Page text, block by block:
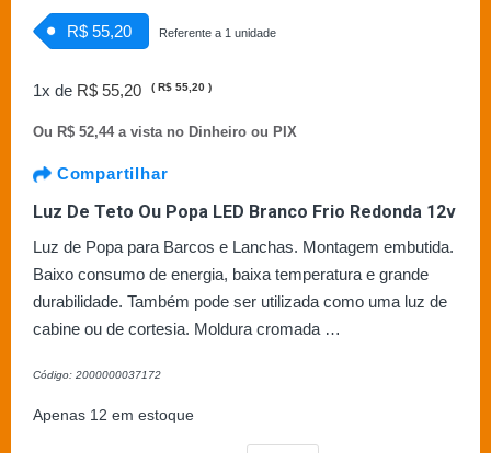
R$ 55,20 Referente a 1 unidade
1x de R$ 55,20 ( R$ 55,20 )
Ou R$ 52,44 a vista no Dinheiro ou PIX
Compartilhar
Luz De Teto Ou Popa LED Branco Frio Redonda 12v
Luz de Popa para Barcos e Lanchas. Montagem embutida.
Baixo consumo de energia, baixa temperatura e grande
durabilidade. Também pode ser utilizada como uma luz de
cabine ou de cortesia. Moldura cromada …
Código: 2000000037172
Apenas 12 em estoque